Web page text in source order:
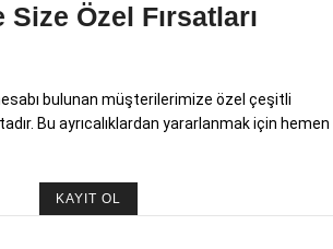
Özel Fırsatları
bulunan müşterilerimize özel çeşitli
Bu ayrıcalıklardan yararlanmak için hemen
KAYIT OL